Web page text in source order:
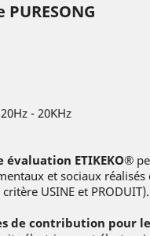
- 20KHz
ETIKEKO®
et sociaux réalisés
USINE et PRODUIT).
de contribution pour